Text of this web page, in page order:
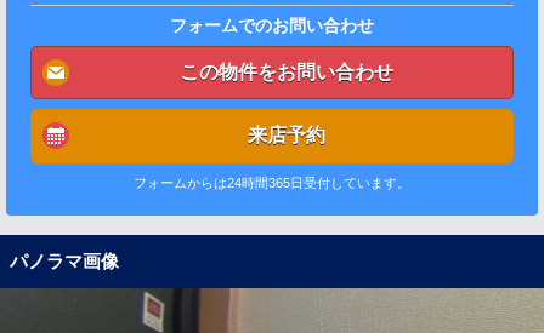
フォームでのお問い合わせ
この物件をお問い合わせ
来店予約
フォームからは24時間365日受付しています。
パノラマ画像